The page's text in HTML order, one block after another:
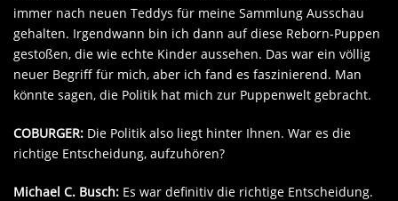
immer nach neuen Teddys für meine Sammlung Ausschau
gehalten. Irgendwann bin ich dann auf diese Reborn-Puppen
gestoßen, die wie echte Kinder aussehen. Das war ein völlig
neuer Begriff für mich, aber ich fand es faszinierend. Man
könnte sagen, die Politik hat mich zur Puppenwelt gebracht.
COBURGER: Die Politik also liegt hinter Ihnen. War es die
richtige Entscheidung, aufzuhören?
Michael C. Busch: Es war definitiv die richtige Entscheidung.